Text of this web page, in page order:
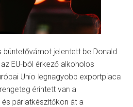
büntetővámot jelentett be Donald
EU-ból érkező alkoholos
Unio legnagyobb exportpiaca
érintett van a
párlatkészítőkön át a